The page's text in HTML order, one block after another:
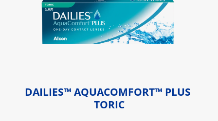
DAILIES™ AQUACOMFORT™ PLUS
TORIC